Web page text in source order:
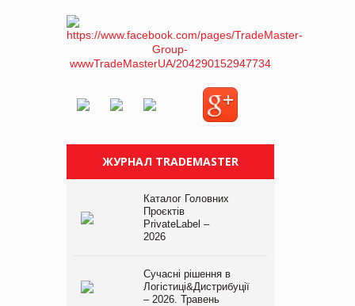
ЖУРНАЛ TRADEMASTER
Каталог Головних
Проєктів
PrivateLabel –
2026
Сучасні рішення в
Логістиці&Дистрибуції
– 2026. Травень